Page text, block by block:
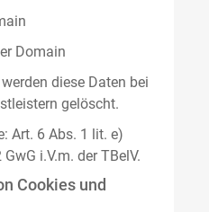
Domain
diese Daten bei
gelöscht.
Art. 6 Abs. 1 lit. e)
i.V.m. der TBelV.
Cookies und